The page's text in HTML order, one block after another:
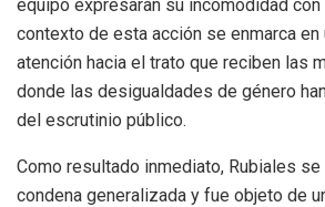
equipo expresaran su incomodidad con
contexto de esta acción se enmarca en
atención hacia el trato que reciben las
donde las desigualdades de género
del escrutinio público.
Como resultado inmediato, Rubiales se
condena generalizada y fue objeto de